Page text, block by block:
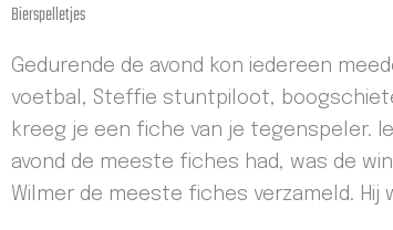
Bierspelletjes
Gedurende de avond kon iedereen
voetbal, Steffie stuntpiloot,
kreeg je een fiche van je tegenspeler.
avond de meeste fiches had, was de
Wilmer de meeste fiches verzameld. Hij